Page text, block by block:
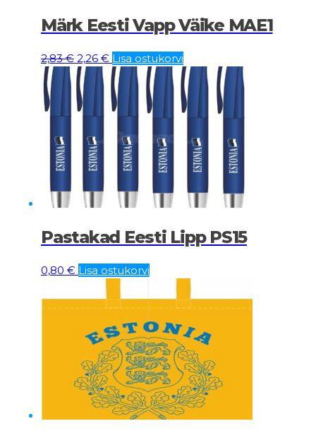
Märk Eesti Vapp Väike MAE1
2,83€ Algne
hind
oli:
2,83 €.
2,26 € Current
price
is:
2,26 €.
Lisa ostukorvi
Pastakad Eesti Lipp PS15
0,80 € Lisa ostukorvi